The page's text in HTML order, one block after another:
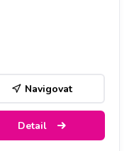
Navigovat
Detail